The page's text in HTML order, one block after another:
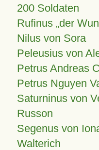
200 Soldaten
Rufinus „der
Nilus von Sora
Peleusius von
Petrus Andreas
Petrus Nguyen
Saturninus von
Russon
Segenus von
Walterich